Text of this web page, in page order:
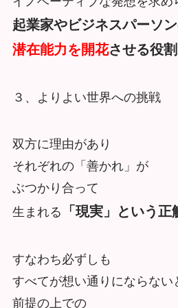
起業家やビジネスパーソ
潜在能力を開花させる役割
３、よりよい世界への挑戦
双方に理由があり
それぞれの「善かれ」が
ぶつかり合って
生まれる
「現実」という正
すなわち必ずしも
すべてが想い通りにならない
前提の上での